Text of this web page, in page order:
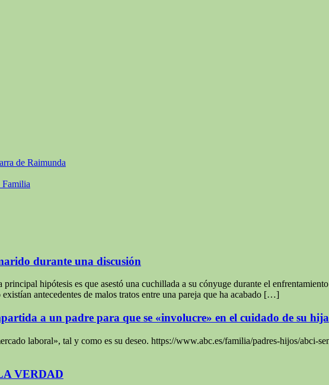
de Raimunda
Familia
durante una discusión
principal hipótesis es que asestó una cuchillada a su cónyuge durante el
antecedentes de malos tratos entre una pareja que ha acabado […]
a un padre para que se «involucre» en el cuidado de su hija
laboral», tal y como es su deseo. https://www.abc.es/familia/padres-hijos/abci-
VERDAD